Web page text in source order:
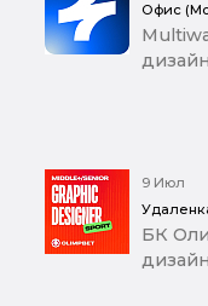
Офис
9 Июл
БК